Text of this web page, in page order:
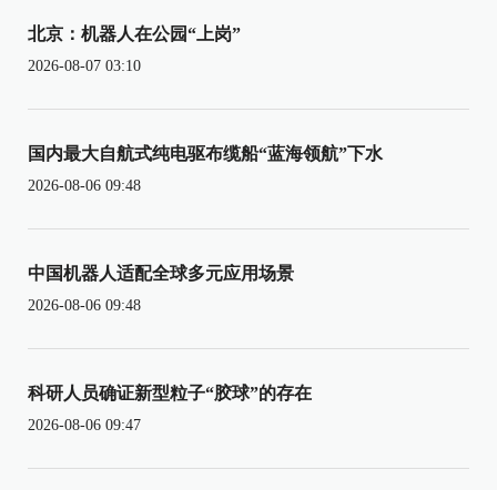
北京：机器人在公园“上岗”
2026-08-07 03:10
国内最大自航式纯电驱布缆船“蓝海领航”下水
2026-08-06 09:48
中国机器人适配全球多元应用场景
2026-08-06 09:48
科研人员确证新型粒子“胶球”的存在
2026-08-06 09:47